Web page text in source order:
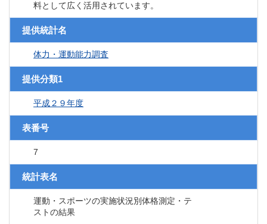
料として広く活用されています。
提供統計名
体力・運動能力調査
提供分類1
平成２９年度
表番号
7
統計表名
運動・スポーツの実施状況別体格測定・テ
ストの結果